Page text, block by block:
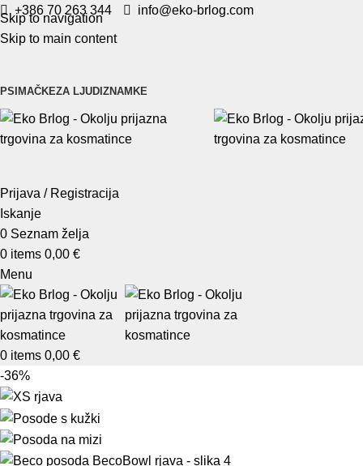
Skip to navigation
Skip to main content
+386 70 263 344 info@eko-brlog.com
PSI MAČKEZA LJUDI ZNAMKE
Prijava / Registracija
Iskanje
0 Seznam želja
0 items 0,00 €
Menu
0 items 0,00 €
-36%